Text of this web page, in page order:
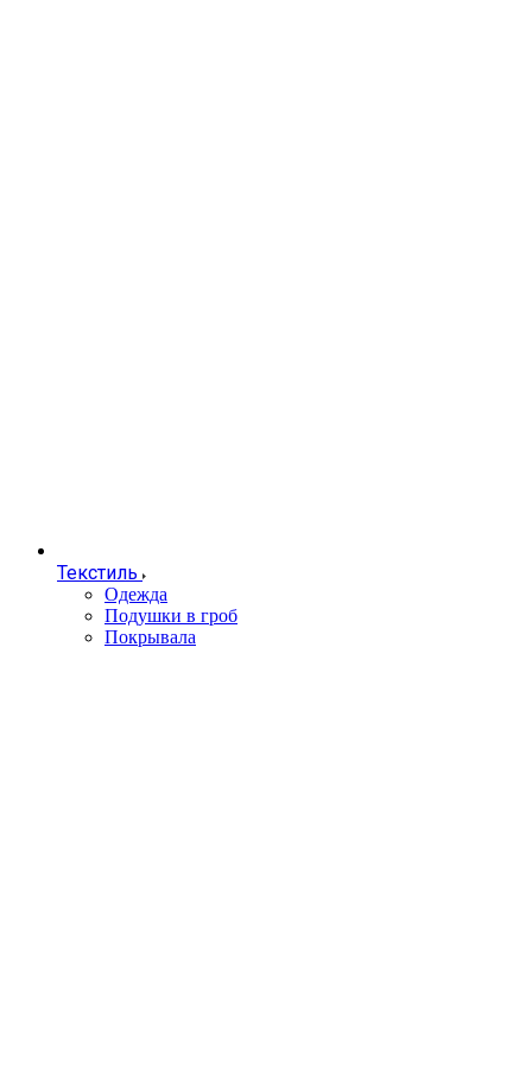
Текстиль
Одежда
Подушки в гроб
Покрывала